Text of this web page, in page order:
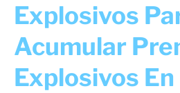
Explosivos
Acumular
Explosivos En